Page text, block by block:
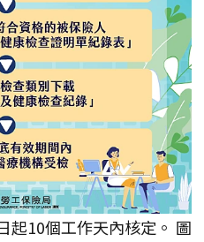
起10個工作天內核定。 圖